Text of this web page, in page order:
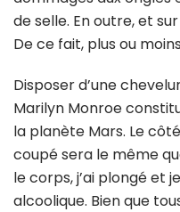
de selle. En outre, et
De ce fait, plus ou
Disposer d’une
Marilyn Monroe
la planète Mars. Le
coupé sera le même
le corps, j’ai plongé et
alcoolique. Bien que